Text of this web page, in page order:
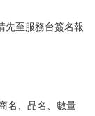
先至服務台簽名報
名、品名、數量